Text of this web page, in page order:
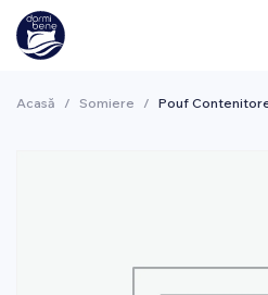
Acasă / Somiere / Pouf